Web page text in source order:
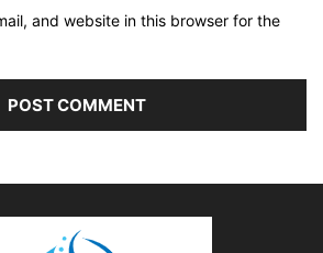
and website in this browser for the